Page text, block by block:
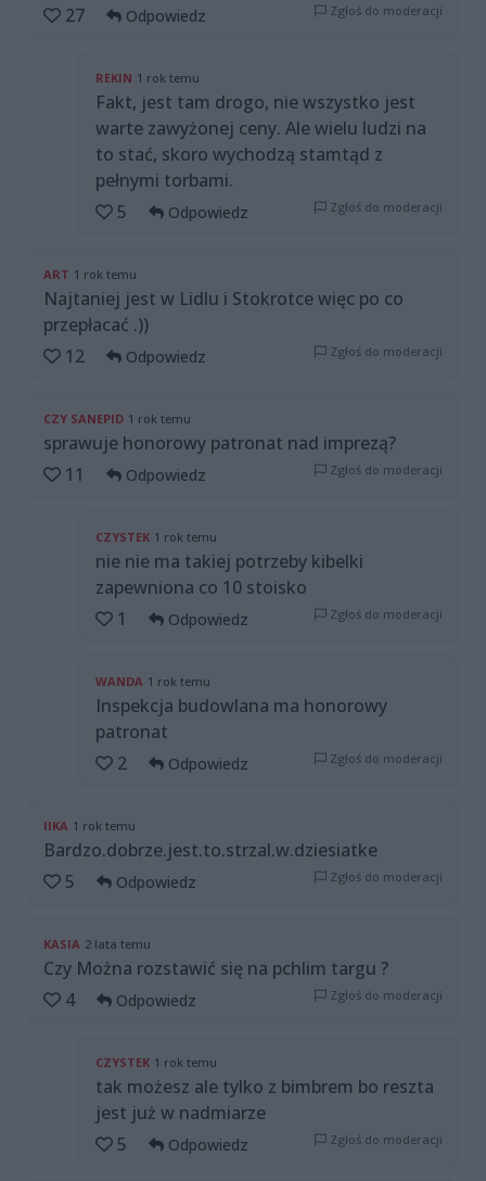
27
Odpowiedz Zgłoś do moderacji
REKIN 1 rok temu
Fakt, jest tam drogo, nie wszystko jest
warte zawyżonej ceny. Ale wielu ludzi na
to stać, skoro wychodzą stamtąd z
pełnymi torbami.
5
Odpowiedz Zgłoś do moderacji
ART 1 rok temu
Najtaniej jest w Lidlu i Stokrotce więc po co
przepłacać .))
12
Odpowiedz Zgłoś do moderacji
CZY SANEPID 1 rok temu
sprawuje honorowy patronat nad imprezą?
11
Odpowiedz Zgłoś do moderacji
CZYSTEK 1 rok temu
nie nie ma takiej potrzeby kibelki
zapewniona co 10 stoisko
1
Odpowiedz Zgłoś do moderacji
WANDA 1 rok temu
Inspekcja budowlana ma honorowy
patronat
2
Odpowiedz Zgłoś do moderacji
IIKA 1 rok temu
Bardzo.dobrze.jest.to.strzal.w.dziesiatke
5
Odpowiedz Zgłoś do moderacji
KASIA 2 lata temu
Czy Można rozstawić się na pchlim targu ?
4
Odpowiedz Zgłoś do moderacji
CZYSTEK 1 rok temu
tak możesz ale tylko z bimbrem bo reszta
jest już w nadmiarze
5
Odpowiedz Zgłoś do moderacji